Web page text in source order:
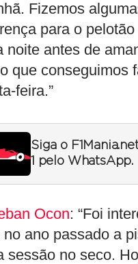
Fizemos
para o
noite antes de
que conseguimos
feira.”
Siga o
1 pelo WhatsApp.
Ocon: “Foi
no ano passado a
sessão no seco.